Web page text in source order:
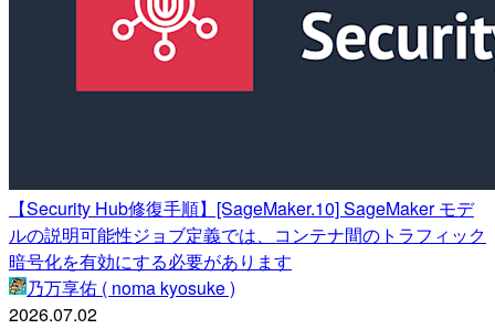
【Security Hub修復手順】[SageMaker.10] SageMaker モデ
ルの説明可能性ジョブ定義では、コンテナ間のトラフィック
暗号化を有効にする必要があります
乃万享佑 ( noma kyosuke )
2026.07.02